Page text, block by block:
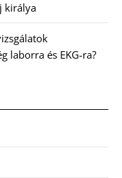
királya
laborra és EKG-ra?